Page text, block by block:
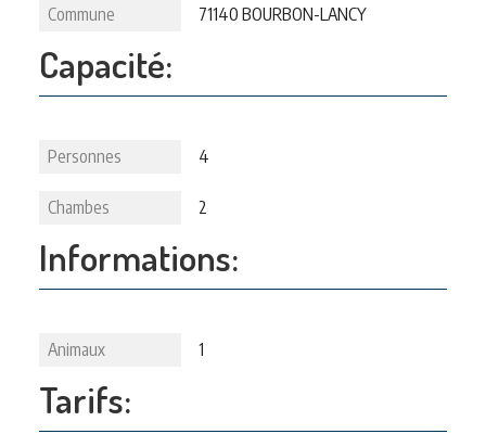
Commune 71140 BOURBON-LANCY
Capacité:
Personnes 4
Chambes 2
Informations:
Animaux 1
Tarifs: